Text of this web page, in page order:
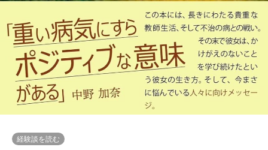
経験談を読む